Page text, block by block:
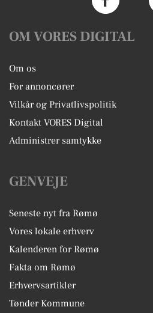
OM VORES DIGITAL
Om os
For annoncører
Vilkår og Privatlivspolitik
Kontakt VORES Digital
Administrer samtykke
GENVEJE
Seneste nyt fra Rømø
Vores lokale erhverv
Kalenderen for Rømø
Fakta om Rømø
Erhvervsartikler
Tønder Kommune